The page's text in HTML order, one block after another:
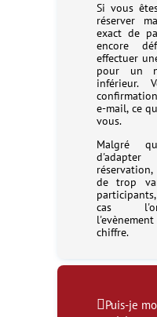
Si vous
réserver
exact de
encore
effectuer
pour un
inférieur.
e-mail, ce
vous.
Malgré
de trop
cas
chiffre.
Puis-je